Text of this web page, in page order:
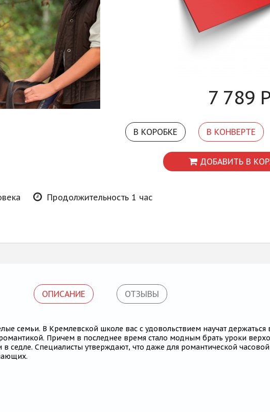
7 789
В КОРОБКЕ В КОНВЕРТЕ
ДОБАВИТЬ В
Продолжительность 1 час
ОПИСАНИЕ ОТЗЫВЫ
семьи. В Кремлевской школе вас с удовольствием научат держаться
Причем в последнее время стало модным брать уроки
в седле. Специалисты утверждают, что даже для романтической